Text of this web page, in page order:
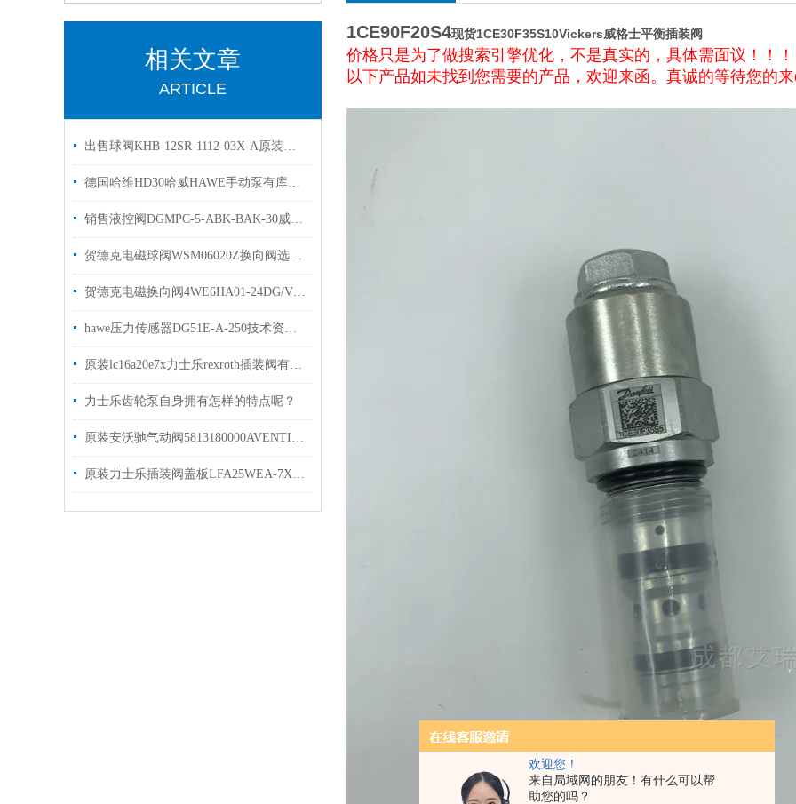
欢迎您！
来自局域网的朋友！有什么可以帮
助您的吗？
相关文章
ARTICLE
出售球阀KHB-12SR-1112-03X-A原装贺德克高压阀
德国哈维HD30哈威HAWE手动泵有库存欢迎选购
销售液控阀DGMPC-5-ABK-BAK-30威格士单向阀
贺德克电磁球阀WSM06020Z换向阀选购参数
贺德克电磁换向阀4WE6HA01-24DG/Vhydac
hawe压力传感器DG51E-A-250技术资料原装出售
原装lc16a20e7x力士乐rexroth插装阀有库存 优势出售
力士乐齿轮泵自身拥有怎样的特点呢？
原装安沃驰气动阀5813180000AVENTICS换向阀
原装力士乐插装阀盖板LFA25WEA-7X R10900912680简介
1CE90F20S4现货1CE30F35S10Vickers威格士平衡插装阀
价格只是为了做搜索引擎优化，不是真实的，具体需面议！！！
以下产品如未找到您需要的产品，欢迎来函。真诚的等待您的